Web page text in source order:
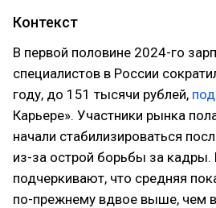
Контекст
В первой половине 2024-го
специалистов в России
году, до 151 тысячи рублей,
Карьере». Участники рынка
начали стабилизироваться
из-за острой борьбы за
подчеркивают, что средняя
по-прежнему вдвое выше, чем в